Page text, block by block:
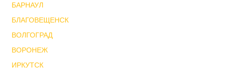
БАРНАУЛ
БЛАГОВЕЩЕНСК
ВОЛГОГРАД
ВОРОНЕЖ
ИРКУТСК